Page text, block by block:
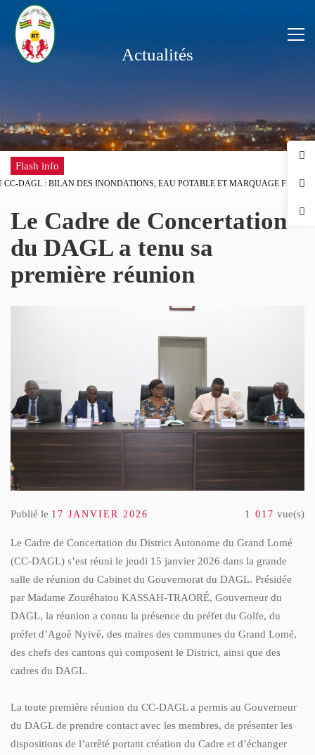
Actualités
Flash info
DAGL : BILAN DES INONDATIONS, EAU POTABLE ET MARQUAGE FISCAL
DÉSORMAIS D'UNE ANTENNE RÉGIONALE DE LA CHAMBRE DE
D’INONDATIONS DANS LE GRAND LOMÉ : L’ENTRÉE EN SCÈNE
DU DISTRICT AUTONOME DU GRAND LOMÉ A TENU SA 2ÈME
D’INONDATION DANS LE GRAND LOMÉ : VERS UNE SYNERGIE
PEUL III : DES ÉQUIPEMENTS SPORTIFS OFFERTS AUX COMMUNES DU
Le Cadre de Concertation
du DAGL a tenu sa
première réunion
Publié le 17 JANVIER 2026 1 017 vue(s)
Le Cadre de Concertation du District Autonome du Grand Lomé
(CC-DAGL) s’est réuni le jeudi 15 janvier 2026 dans la grande
salle de réunion du Cabinet du Gouvernorat du DAGL. Présidée
par Madame Zouréhatou KASSAH-TRAORÉ, Gouverneur du
DAGL, la réunion a connu la présence du préfet du Golfe, du
préfet d’Agoè Nyivé, des maires des communes du Grand Lomé,
des chefs des cantons qui composent le District, ainsi que des
cadres du DAGL.
La toute première réunion du CC-DAGL a permis au Gouverneur
du DAGL de prendre contact avec les membres, de présenter les
dispositions de l’arrêté portant création du Cadre et d’échanger